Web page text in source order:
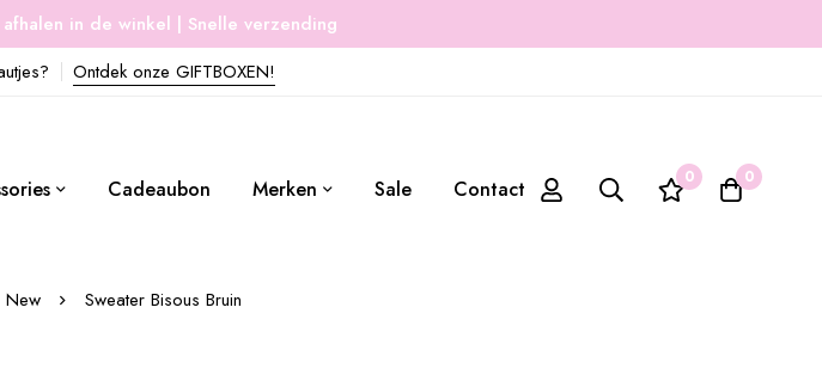
in de winkel | Snelle verzending
Ontdek onze GIFTBOXEN!
Cadeaubon Merken Sale Contact 0 0
New Sweater Bisous Bruin